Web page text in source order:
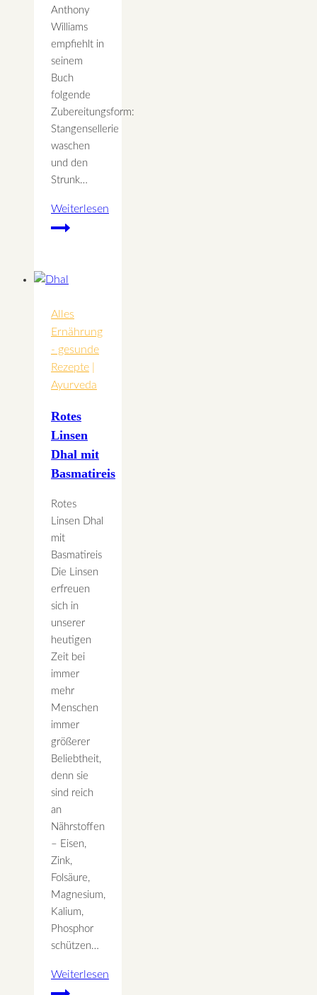
Anthony
Williams
empfiehlt in
seinem
Buch
folgende
Zubereitungsform:
Stangensellerie
waschen
und den
Strunk…
Weiterlesen
Stangenselleriesaft
zubereiten
Alles
Ernährung
- gesunde
Rezepte
Ayurveda
Rotes
Linsen
Dhal mit
Basmatireis
Rotes
Linsen Dhal
mit
Basmatireis
Die Linsen
erfreuen
sich in
unserer
heutigen
Zeit bei
immer
mehr
Menschen
immer
größerer
Beliebtheit,
denn sie
sind reich
an
Nährstoffen
– Eisen,
Zink,
Folsäure,
Magnesium,
Kalium,
Phosphor
schützen…
Weiterlesen
Rotes